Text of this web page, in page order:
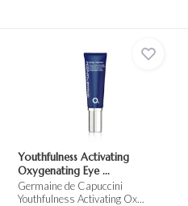
Youthfulness Activating
Oxygenating Eye ...
Germaine de Capuccini
Youthfulness Activating Ox...